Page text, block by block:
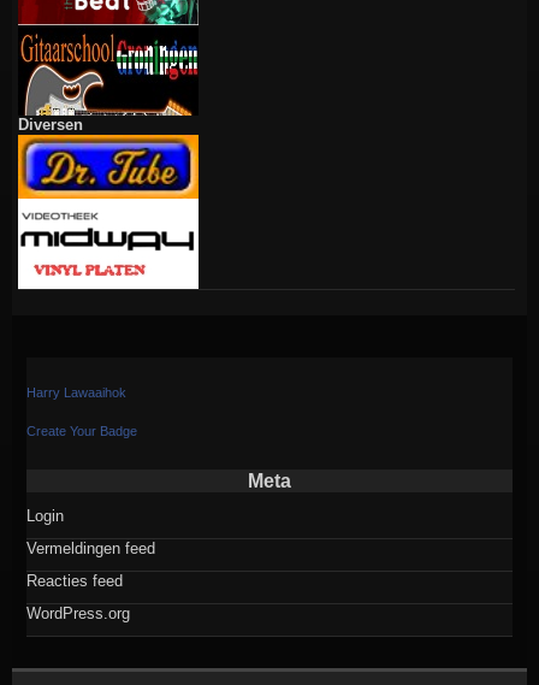
Diversen
Harry Lawaaihok
Create Your Badge
Meta
Login
Vermeldingen feed
Reacties feed
WordPress.org